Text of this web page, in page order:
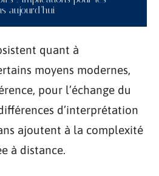
aujourd’hui
quant à
moyens modernes,
pour l’échange du
d’interprétation
ajoutent à la complexité
à distance.